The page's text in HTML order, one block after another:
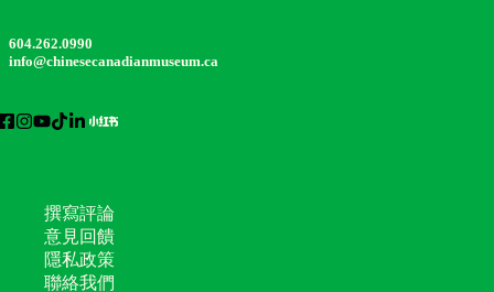
604.262.0990
info@chinesecanadianmuseum.ca
撰寫評論
意見回饋
隱私政策
聯絡我們